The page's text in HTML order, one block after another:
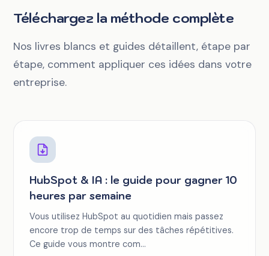
Téléchargez la méthode complète
Nos livres blancs et guides détaillent, étape par
étape, comment appliquer ces idées dans votre
entreprise.
HubSpot & IA : le guide pour gagner 10
heures par semaine
Vous utilisez HubSpot au quotidien mais passez
encore trop de temps sur des tâches répétitives.
Ce guide vous montre com...